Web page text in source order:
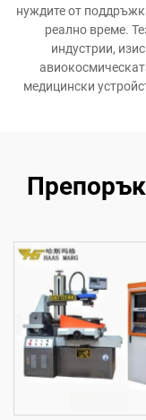
нуждите от
реално време.
индустрии,
медицински